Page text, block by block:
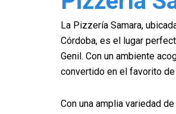
La Pizzería Samara,
Córdoba, es el lugar
Genil. Con un ambiente
convertido en el favorito
Con una amplia variedad